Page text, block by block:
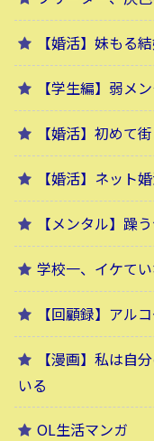
【婚活】妹もる
【学生編】弱メ
【婚活】初めて
【婚活】ネット
【メンタル】躁
学校一、イケて
【回顧録】アル
【漫画】私は自
いる
OL生活マンガ